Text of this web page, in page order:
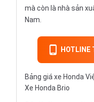
mà còn là nhà sản
Nam.
HOTLINE
Bảng giá xe Honda
Xe Honda Brio